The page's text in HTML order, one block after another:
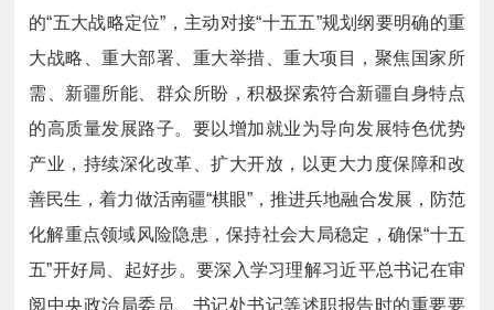
的“五大战略定位”，主动对接“十五五”规划纲要明确的重
大战略、重大部署、重大举措、重大项目，聚焦国家所
需、新疆所能、群众所盼，积极探索符合新疆自身特点
的高质量发展路子。要以增加就业为导向发展特色优势
产业，持续深化改革、扩大开放，以更大力度保障和改
善民生，着力做活南疆“棋眼”，推进兵地融合发展，防范
化解重点领域风险隐患，保持社会大局稳定，确保“十五
五”开好局、起好步。要深入学习理解习近平总书记在审
阅中央政治局委员、书记处书记等述职报告时的重要要